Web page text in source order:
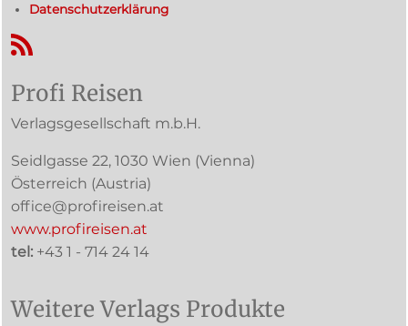
Datenschutzerklärung
RSS-Feed
Profi Reisen
Verlagsgesellschaft m.b.H.
Seidlgasse 22, 1030 Wien (Vienna)
Österreich (Austria)
office@profireisen.at
www.profireisen.at
tel: +43 1 - 714 24 14
Weitere Verlags Produkte